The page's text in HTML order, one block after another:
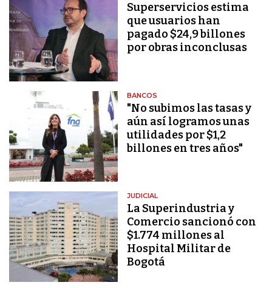
Superservicios estima
que usuarios han
pagado $24,9 billones
por obras inconclusas
BANCOS
"No subimos las tasas y
aún así logramos unas
utilidades por $1,2
billones en tres años"
JUDICIAL
La Superindustria y
Comercio sancionó con
$1.774 millones al
Hospital Militar de
Bogotá